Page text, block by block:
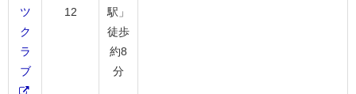
ツ
ク
ラ
ブ
12
駅」
徒歩
約8
分